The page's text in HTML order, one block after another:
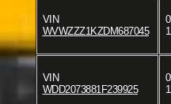
VIN
WVWZZZ1KZDM687045
VIN
WDD2073881F239925